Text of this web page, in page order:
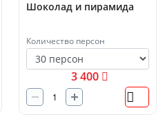
Шоколад и пирамида
Количество персон
3 400